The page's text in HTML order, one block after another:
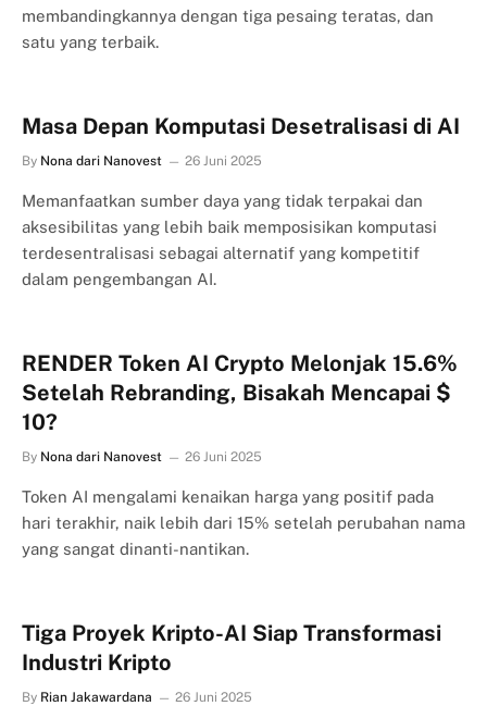
membandingkannya dengan tiga pesaing teratas, dan
satu yang terbaik.
Masa Depan Komputasi Desetralisasi di AI
By Nona dari Nanovest 26 Juni 2025
Memanfaatkan sumber daya yang tidak terpakai dan
aksesibilitas yang lebih baik memposisikan komputasi
terdesentralisasi sebagai alternatif yang kompetitif
dalam pengembangan AI.
RENDER Token AI Crypto Melonjak 15.6%
Setelah Rebranding, Bisakah Mencapai $
10?
By Nona dari Nanovest 26 Juni 2025
Token AI mengalami kenaikan harga yang positif pada
hari terakhir, naik lebih dari 15% setelah perubahan nama
yang sangat dinanti-nantikan.
Tiga Proyek Kripto-AI Siap Transformasi
Industri Kripto
By Rian Jakawardana 26 Juni 2025